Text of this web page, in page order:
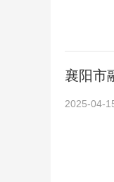
襄阳市
2025-04-